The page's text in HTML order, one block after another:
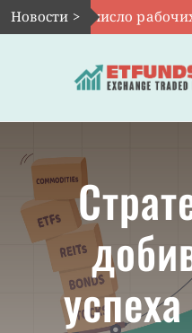
Skip
to
Новости >
7:VOO: число рабочих
ГЛАВНАЯ
ЧТО ТАКОЕ ETF
ИНВЕСТИЦИИ В